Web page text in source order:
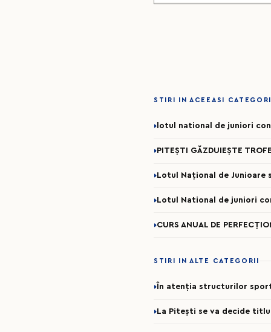
STIRI IN ACEEASI
lotul national de juniori
PITEȘTI GĂZDUIEȘTE
Lotul Național de Junioare
Lotul National de juniori
CURS ANUAL DE
STIRI IN ALTE CATEGORII
În atenția structurilor
La Pitești se va decide